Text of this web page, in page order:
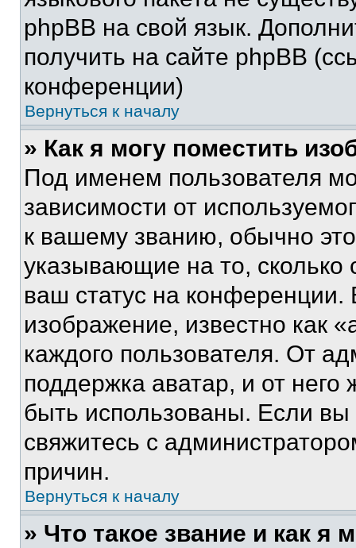
phpBB на свой язык.
получить на сайте phpBB
конференции)
Вернуться к началу
» Как я могу поместить
Под именем пользователя
зависимости от
к вашему званию, обычно это
указывающие на то,
ваш статус на
изображение, известно как
каждого пользователя. От
поддержка аватар, и от него
быть использованы. Если
свяжитесь с
причин.
Вернуться к началу
» Что такое звание и как я